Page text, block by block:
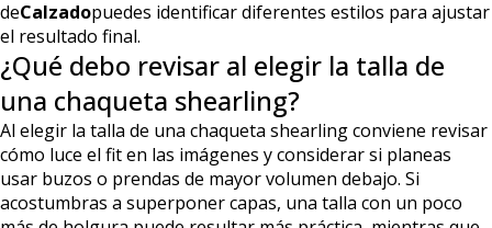
deCalzadopuedes identificar diferentes estilos para ajustar
el resultado final.
¿Qué debo revisar al elegir la talla de
una chaqueta shearling?
Al elegir la talla de una chaqueta shearling conviene revisar
cómo luce el fit en las imágenes y considerar si planeas
usar buzos o prendas de mayor volumen debajo. Si
acostumbras a superponer capas, una talla con un poco